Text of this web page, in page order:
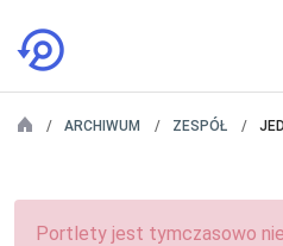
ARCHIWUM ZESPÓŁ
Portlety jest tymczasowo